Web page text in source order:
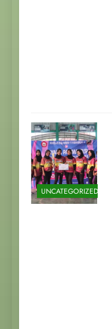
UNCATEGORIZED